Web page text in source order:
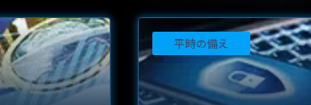
平時の備え